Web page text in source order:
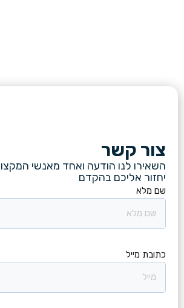
צור קשר
השאירו לנו הודעה ואחד מאנשי
יחזור אליכם בהקדם
שם מלא
כתובת מייל